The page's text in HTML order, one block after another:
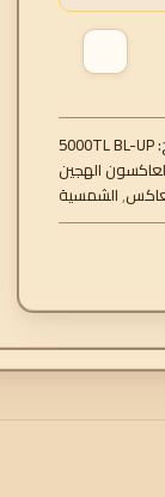
5000TL BL-UP
الهجين
,الشمسية